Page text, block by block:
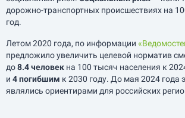
дорожно-транспортных происшествиях на
год.
Летом 2020 года, по информации
предложило увеличить целевой норматив
до8.4 человек на 100 тысяч населения к
и 4 погибшим к 2030 году. До мая 2024 года
являлись ориентирами для российских